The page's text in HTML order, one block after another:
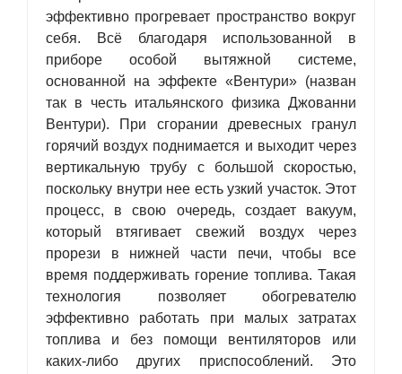
эффективно прогревает пространство вокруг
себя. Всё благодаря использованной в
приборе особой вытяжной системе,
основанной на эффекте «Вентури» (назван
так в честь итальянского физика Джованни
Вентури). При сгорании древесных гранул
горячий воздух поднимается и выходит через
вертикальную трубу с большой скоростью,
поскольку внутри нее есть узкий участок. Этот
процесс, в свою очередь, создает вакуум,
который втягивает свежий воздух через
прорези в нижней части печи, чтобы все
время поддерживать горение топлива. Такая
технология позволяет обогревателю
эффективно работать при малых затратах
топлива и без помощи вентиляторов или
каких-либо других приспособлений. Это